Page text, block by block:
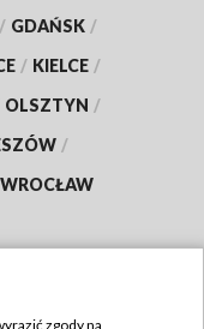
/ GDAŃSK /
/ KIELCE /
OLSZTYN /
/
WROCŁAW
zgody na